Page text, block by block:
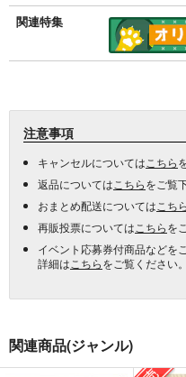
関連特集
注意事項
キャンセルについては こちら
返品については こちらをご覧
おまとめ配送については こちら
再販投票については こちらを
イベント応募券付商品などを
詳細は こちらをご覧ください。
関連商品(ジャンル)